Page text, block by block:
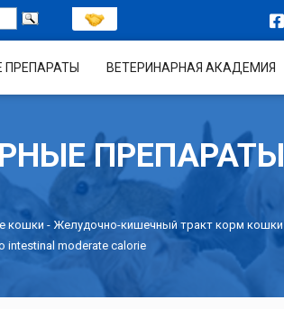
ПРЕПАРАТЫ ВЕТЕРИНАРНАЯ АКАДЕМИЯ
ПРЕПАРАТЫ
кошки - Желудочно-кишечный тракт корм кошки
intestinal moderate calorie